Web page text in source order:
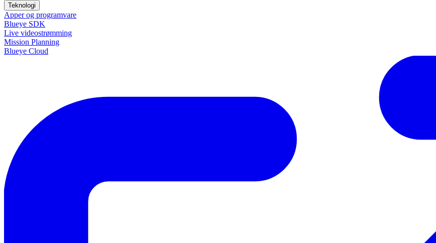
Teknologi
Apper og programvare
Blueye SDK
Live videostrømming
Mission Planning
Blueye Cloud